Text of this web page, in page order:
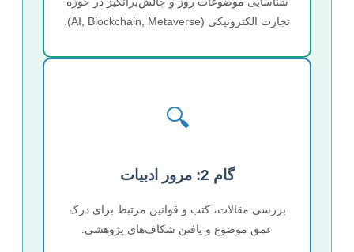
تجارت الکترونیکی (AI, Blockchain, Metaverse).
🔍
گام 2: مرور ادبیات
بررسی مقالات، کتب و قوانین مرتبط برای درک
عمق موضوع و یافتن شکاف‌های پژوهشی.